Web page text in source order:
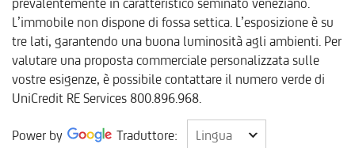
prevalentemente in caratteristico seminato veneziano.
L’immobile non dispone di fossa settica. L’esposizione è su
tre lati, garantendo una buona luminosità agli ambienti. Per
valutare una proposta commerciale personalizzata sulle
vostre esigenze, è possibile contattare il numero verde di
UniCredit RE Services 800.896.968.
Power by Traduttore: Lingua
Lingua